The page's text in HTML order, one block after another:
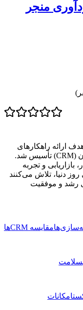
منجر
سی آر ام در سال ۱۳۹۸ با هدف ارائه راهکارهای
نوآورانه در حوزه مدیریت ارتباط با مشتریان (CRM) تأسیس شد.
و تجربه
دنیا، تلاش می‌کنند
رشد و موفقیت
مقایسه CRMها
سلامت
امکانات